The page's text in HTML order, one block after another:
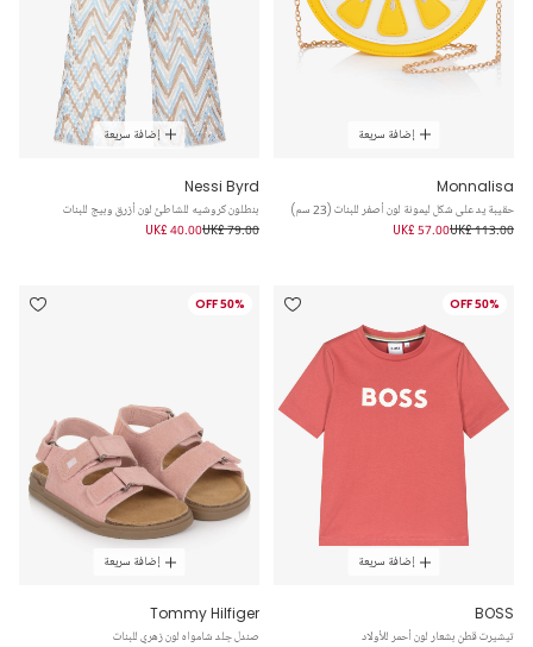
إضافة سريعة
Monnalisa
حقيبة يد على شكل ليمونة لون أصفر للبنات (23 سم)
UK£ 113.00
UK£ 57.00
إضافة سريعة
Nessi Byrd
بنطلون كروشيه للشاطئ لون أزرق وبيج للبنات
UK£ 79.00
UK£ 40.00
50% OFF
إضافة سريعة
BOSS
تيشيرت قطن بشعار لون أحمر للأولاد
50% OFF
إضافة سريعة
Tommy Hilfiger
صندل جلد شامواه لون زهري للبنات